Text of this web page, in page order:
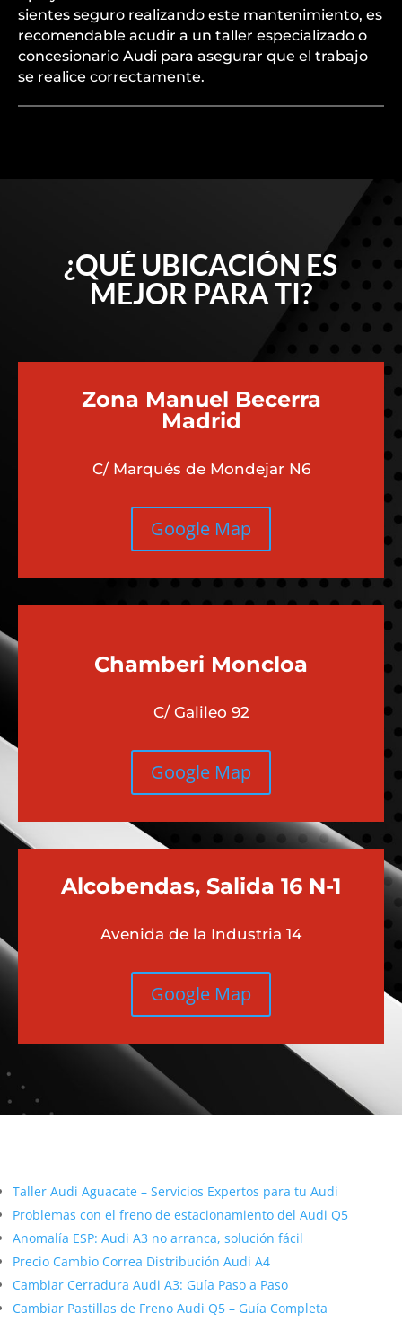
sientes seguro realizando este mantenimiento, es
recomendable acudir a un taller especializado o
concesionario Audi para asegurar que el trabajo
se realice correctamente.
¿QUÉ UBICACIÓN ES
MEJOR PARA TI?
Zona Manuel Becerra
Madrid
C/ Marqués de Mondejar N6
Google Map
Chamberi Moncloa
C/ Galileo 92
Google Map
Alcobendas, Salida 16 N-1
Avenida de la Industria 14
Google Map
Taller Audi Aguacate – Servicios Expertos para tu Audi
Problemas con el freno de estacionamiento del Audi Q5
Anomalía ESP: Audi A3 no arranca, solución fácil
Precio Cambio Correa Distribución Audi A4
Cambiar Cerradura Audi A3: Guía Paso a Paso
Cambiar Pastillas de Freno Audi Q5 – Guía Completa